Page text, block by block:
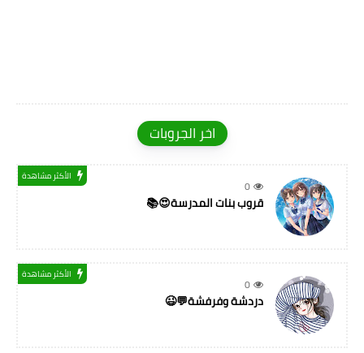
اخر الجروبات
0
الأكثر مشاهدة
قروب بنات المدرسة😍📚
0
الأكثر مشاهدة
دردشة وفرفشة💬😉